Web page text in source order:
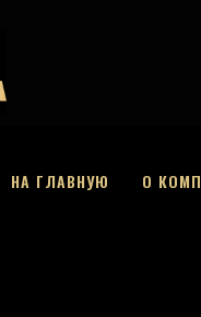
НА ГЛАВНУЮ О